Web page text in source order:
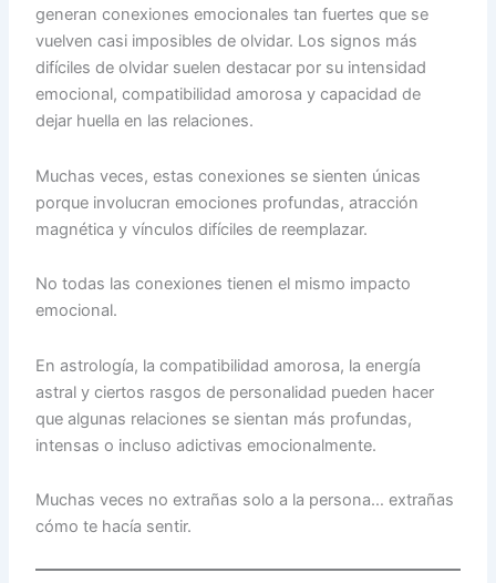
generan conexiones emocionales tan fuertes que se
vuelven casi imposibles de olvidar. Los signos más
difíciles de olvidar suelen destacar por su intensidad
emocional, compatibilidad amorosa y capacidad de
dejar huella en las relaciones.
Muchas veces, estas conexiones se sienten únicas
porque involucran emociones profundas, atracción
magnética y vínculos difíciles de reemplazar.
No todas las conexiones tienen el mismo impacto
emocional.
En astrología, la compatibilidad amorosa, la energía
astral y ciertos rasgos de personalidad pueden hacer
que algunas relaciones se sientan más profundas,
intensas o incluso adictivas emocionalmente.
Muchas veces no extrañas solo a la persona… extrañas
cómo te hacía sentir.